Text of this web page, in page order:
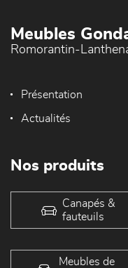
Meubles
Romorantin-
Présentation
Actualités
Nos produits
Canapés &
fauteuils
Meubles de